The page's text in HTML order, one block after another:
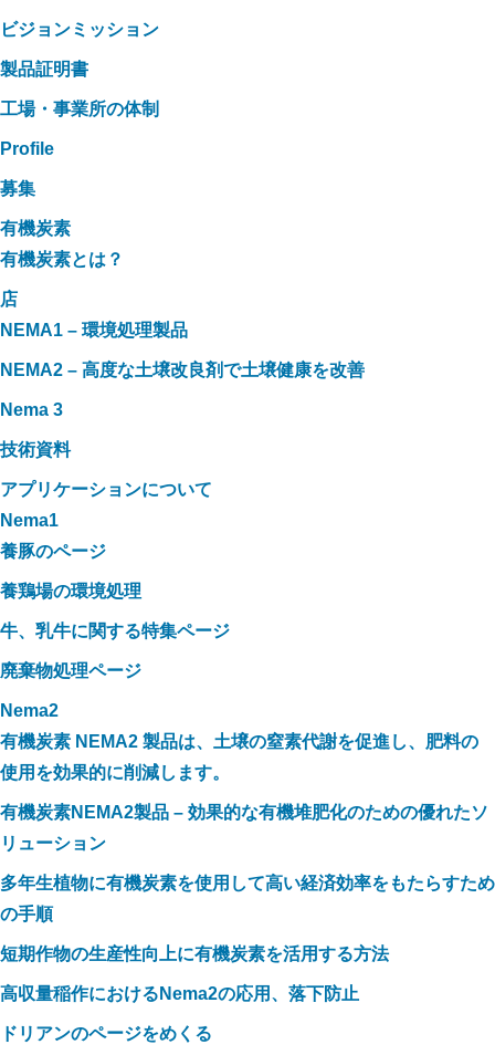
ビジョンミッション
製品証明書
工場・事業所の体制
Profile
募集
有機炭素
有機炭素とは？
店
NEMA1 – 環境処理製品
NEMA2 – 高度な土壌改良剤で土壌健康を改善
Nema 3
技術資料
アプリケーションについて
Nema1
養豚のページ
養鶏場の環境処理
牛、乳牛に関する特集ページ
廃棄物処理ページ
Nema2
有機炭素 NEMA2 製品は、土壌の窒素代謝を促進し、肥料の
使用を効果的に削減します。
有機炭素NEMA2製品 – 効果的な有機堆肥化のための優れたソ
リューション
多年生植物に有機炭素を使用して高い経済効率をもたらすため
の手順
短期作物の生産性向上に有機炭素を活用する方法
高収量稲作におけるNema2の応用、落下防止
ドリアンのページをめくる